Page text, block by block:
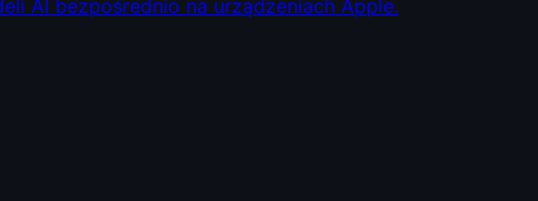
AI bezpośrednio na urządzeniach Apple.